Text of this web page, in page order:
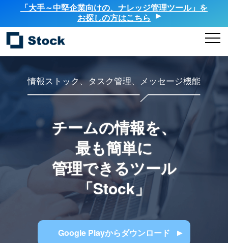
「大手～中堅企業向けの、ナレッジ管理ツール」を
お探しの方はこちら
情報ストック、タスク管理、メッセージ機能
チームの情報を、
最も簡単に
管理できるツール
「Stock」
Google Playからダウンロード